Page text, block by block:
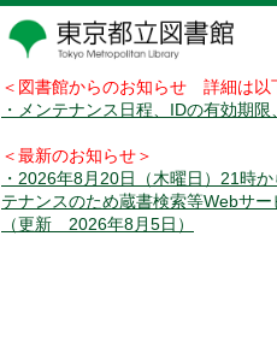
＜図書館からのお知らせ 詳細は以
・メンテナンス日程、IDの有効期
＜最新のお知らせ＞
・2026年8月20日（木曜日）21時
テナンスのため蔵書検索等Webサー
（更新 2026年8月5日）